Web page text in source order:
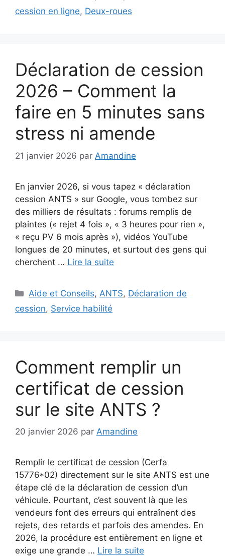
cession en ligne, Deux-roues
Déclaration de cession
2026 – Comment la
faire en 5 minutes sans
stress ni amende
21 janvier 2026 par Amandine
En janvier 2026, si vous tapez « déclaration
cession ANTS » sur Google, vous tombez sur
des milliers de résultats : forums remplis de
plaintes (« rejet 4 fois », « 3 heures pour rien »,
« reçu PV 6 mois après »), vidéos YouTube
longues de 20 minutes, et surtout des gens qui
cherchent … Lire la suite
Catégories
Aide et Conseils, ANTS, Déclaration de
cession, Service habilité
Comment remplir un
certificat de cession
sur le site ANTS ?
20 janvier 2026 par Amandine
Remplir le certificat de cession (Cerfa
15776*02) directement sur le site ANTS est une
étape clé de la déclaration de cession d’un
véhicule. Pourtant, c’est souvent là que les
vendeurs font des erreurs qui entraînent des
rejets, des retards et parfois des amendes. En
2026, la procédure est entièrement en ligne et
exige une grande … Lire la suite